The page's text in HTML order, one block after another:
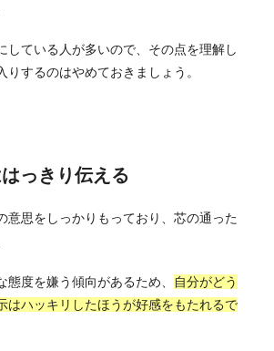
している人が多いので、その点を理解し
りするのはやめておきましょう。
っきり伝える
意思をしっかりもっており、芯の通った
態度を嫌う傾向があるため、
自分がどう
はハッキリしたほうが好感をもたれるで